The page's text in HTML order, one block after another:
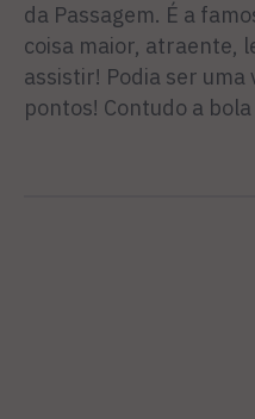
da Passagem. É a
coisa maior, atraente,
assistir! Podia ser
pontos! Contudo a